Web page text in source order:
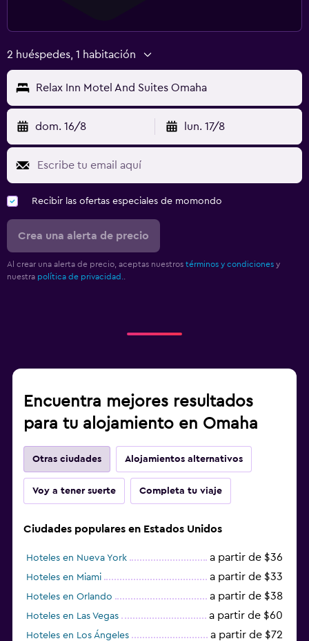
2 huéspedes, 1 habitación
Relax Inn Motel And Suites Omaha
dom. 16/8 lun. 17/8
Recibir las ofertas especiales de momondo
Crea una alerta de precio
Al crear una alerta de precio, aceptas nuestros términos y condiciones y
nuestra política de privacidad.
Encuentra mejores resultados
para tu alojamiento en Omaha
Otras ciudades Alojamientos alternativos
Voy a tener suerte Completa tu viaje
Ciudades populares en Estados Unidos
Hoteles en Nueva York a partir de $36
Hoteles en Miami a partir de $33
Hoteles en Orlando a partir de $38
Hoteles en Las Vegas a partir de $60
Hoteles en Los Ángeles a partir de $72